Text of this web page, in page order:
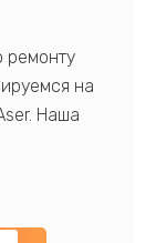
ремонту
на
Наша
и
ремонт с